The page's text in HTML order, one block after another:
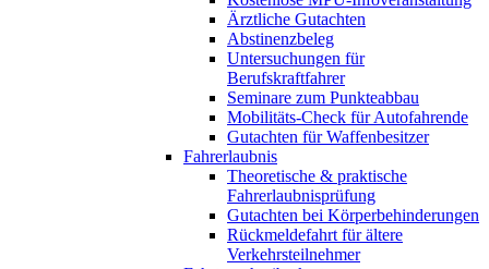
Ärztliche Gutachten
Abstinenzbeleg
Untersuchungen für
Berufskraftfahrer
Seminare zum Punkteabbau
Mobilitäts-Check für Autofahrende
Gutachten für Waffenbesitzer
Fahrerlaubnis
Theoretische & praktische
Fahrerlaubnisprüfung
Gutachten bei Körperbehinderungen
Rückmeldefahrt für ältere
Verkehrsteilnehmer